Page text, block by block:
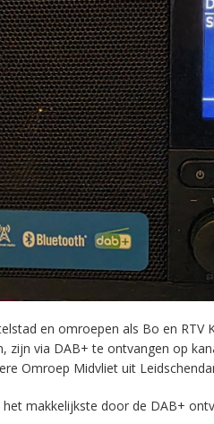
en omroepen als Bo en
zijn via DAB+ te ontvangen op
Omroep Midvliet uit
makkelijkste door de DAB+